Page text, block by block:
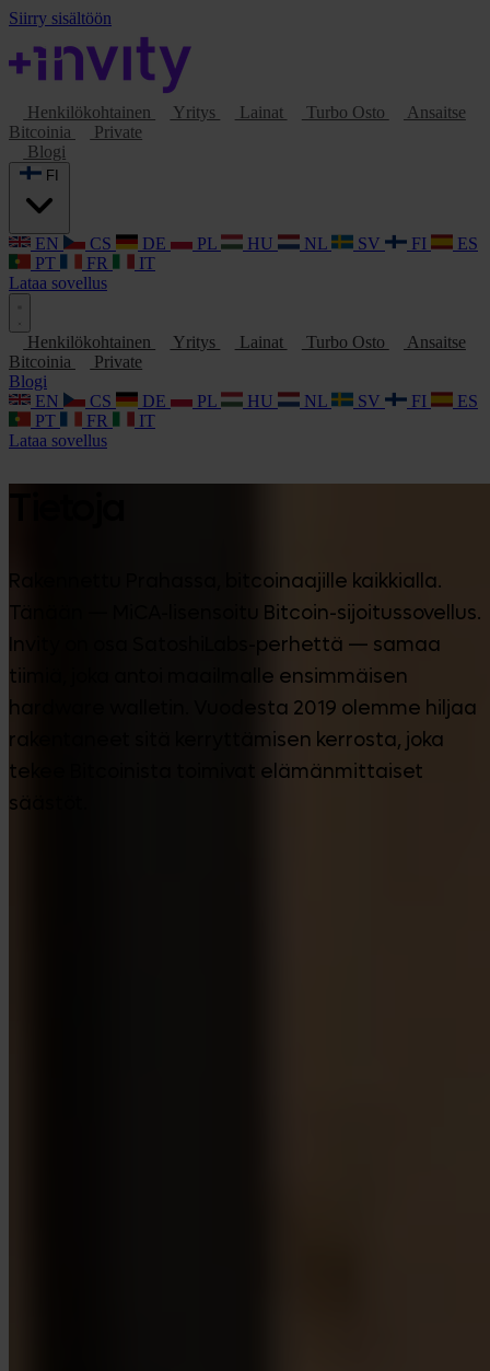
Siirry sisältöön
Henkilökohtainen Yritys Lainat Turbo Osto
Ansaitse
Bitcoinia
Private
Blogi
EN CS DE PL HU NL SV FI
ES
PT
FR
IT
Lataa sovellus
Henkilökohtainen Yritys Lainat Turbo Osto
Ansaitse
Bitcoinia
Private
Blogi
EN
CS DE PL HU NL SV FI
ES
PT
FR
IT
Lataa sovellus
Rakennettu Prahassa, bitcoinaajille kaikkialla.
Tänään — MiCA-lisensoitu Bitcoin-sijoitussovellus.
Invity on osa SatoshiLabs-perhettä — samaa
tiimiä, joka antoi maailmalle ensimmäisen
hardware walletin. Vuodesta 2019 olemme hiljaa
rakentaneet sitä kerryttämisen kerrosta, joka
tekee Bitcoinista toimivat elämänmittaiset
säästöt.